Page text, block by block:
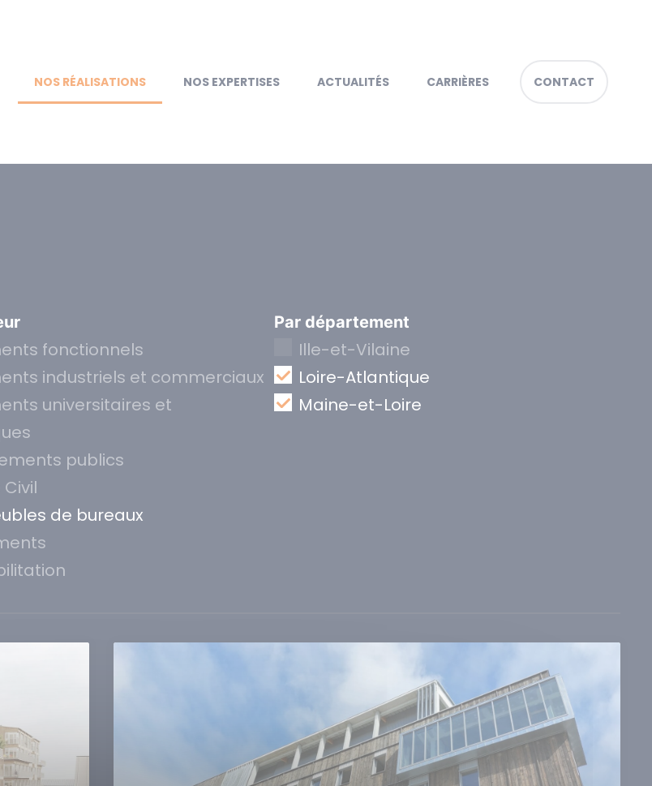
NOS RÉALISATIONS NOS EXPERTISES ACTUALITÉS CARRIÈRES CONTACT
fonctionnels
industriels et commerciaux
universitaires et
publics
de bureaux
Par département
Ille-et-Vilaine
Loire-Atlantique
Maine-et-Loire